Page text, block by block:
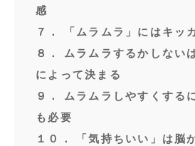
感
７． 「ムラムラ」にはキッ
８． ムラムラするかしない
によって決まる
９． ムラムラしやすくする
も必要
１０． 「気持ちいい」は脳